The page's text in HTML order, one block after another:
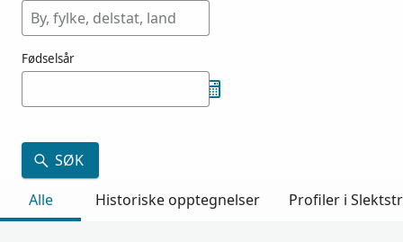
Fødselsår
SØK
Alle
Historiske opptegnelser Profiler i